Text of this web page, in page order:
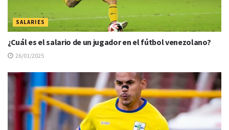
SALARIES
¿Cuál es el salario de un jugador en el fútbol venezolano?
26/01/2025